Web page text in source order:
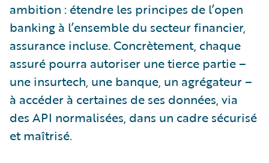
ambition : étendre les principes de l’open
banking à l’ensemble du secteur financier,
assurance incluse. Concrètement, chaque
assuré pourra autoriser une tierce partie –
une insurtech, une banque, un agrégateur –
à accéder à certaines de ses données, via
des API normalisées, dans un cadre sécurisé
et maîtrisé.